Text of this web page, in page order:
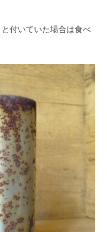
付いていた場合は食べ